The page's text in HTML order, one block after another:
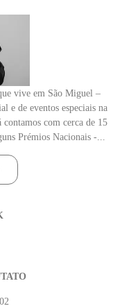
vive em São Miguel –
e de eventos especiais na
com cerca de 15
Prémios Nacionais -...